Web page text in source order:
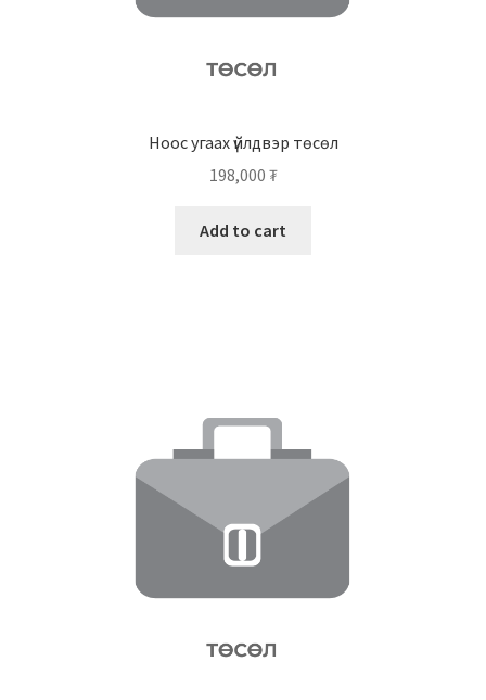
Ноос угаах үйлдвэр төсөл
198,000 ₮
Add to cart